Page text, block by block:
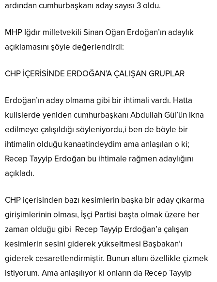
ardından cumhurbaşkanı aday sayısı 3 oldu.
MHP Iğdır milletvekili Sinan Oğan Erdoğan’ın adaylık
açıklamasını şöyle değerlendirdi:
CHP İÇERİSİNDE ERDOĞAN’A ÇALIŞAN GRUPLAR
Erdoğan’ın aday olmama gibi bir ihtimali vardı. Hatta
kulislerde yeniden cumhurbaşkanı Abdullah Gül’ün ikna
edilmeye çalışıldığı söyleniyordu,i ben de böyle bir
ihtimalin olduğu kanaatindeydim ama anlaşılan o ki;
Recep Tayyip Erdoğan bu ihtimale rağmen adaylığını
açıkladı.
CHP içerisinden bazı kesimlerin başka bir aday çıkarma
girişimlerinin olması, İşçi Partisi başta olmak üzere her
zaman olduğu gibi Recep Tayyip Erdoğan’a çalışan
kesimlerin sesini giderek yükseltmesi Başbakan’ı
giderek cesaretlendirmiştir. Bunun altını özellikle çizmek
istiyorum. Ama anlaşılıyor ki onların da Recep Tayyip